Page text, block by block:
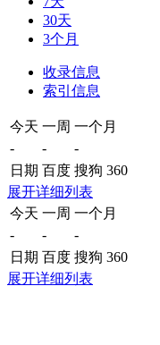
30天
3个月
收录信息
索引信息
今天 一周 一个月
-
-
-
日期 百度 搜狗 360
展开详细列表
今天 一周 一个月
-
-
-
日期 百度 搜狗 360
展开详细列表